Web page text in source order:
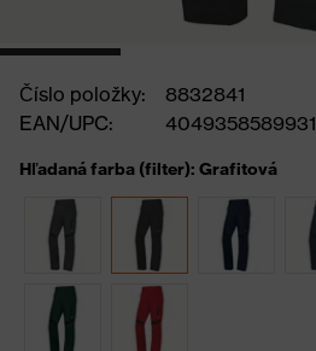
Číslo položky:
8832841
EAN/UPC:
4049358589931
Hľadaná farba (filter): Grafitová